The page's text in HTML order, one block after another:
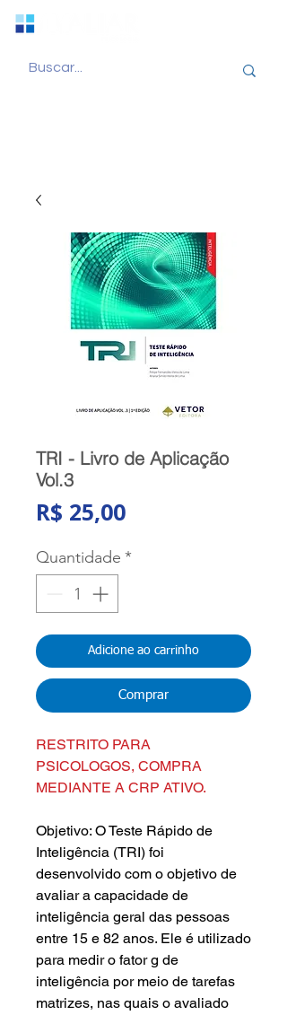
TRI - Livro de Aplicação
Vol.3
R$ 25,00Preço
Quantidade *
Adicione ao carrinho
Comprar
RESTRITO PARA
PSICOLOGOS, COMPRA
MEDIANTE A CRP ATIVO.
Objetivo: O Teste Rápido de
Inteligência (TRI) foi
desenvolvido com o objetivo de
avaliar a capacidade de
inteligência geral das pessoas
entre 15 e 82 anos. Ele é utilizado
para medir o fator g de
inteligência por meio de tarefas
matrizes, nas quais o avaliado